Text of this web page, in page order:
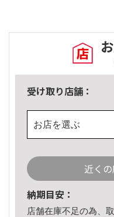
受け取り店舗：
お店を選ぶ
近く
納期目安：
店舗在庫不足の為、